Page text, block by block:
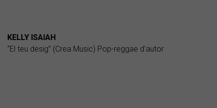
KELLY ISAIAH
“El teu desig” (Crea Music) Pop-reggae d'autor